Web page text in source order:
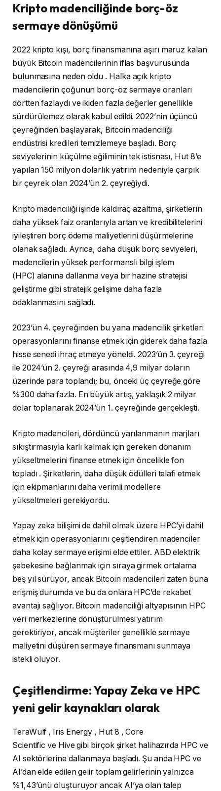
Kripto madenciliğinde borç-öz
sermaye dönüşümü
2022 kripto kışı, borç finansmanına aşırı maruz kalan
büyük Bitcoin madencilerinin iflas başvurusunda
bulunmasına neden oldu . Halka açık kripto
madencilerin çoğunun borç-öz sermaye oranları
dörtten fazlaydı ve ikiden fazla değerler genellikle
sürdürülemez olarak kabul edildi. 2022’nin üçüncü
çeyreğinden başlayarak, Bitcoin madenciliği
endüstrisi kredileri temizlemeye başladı. Borç
seviyelerinin küçülme eğiliminin tek istisnası, Hut 8’e
yapılan 150 milyon dolarlık yatırım nedeniyle çarpık
bir çeyrek olan 2024’ün 2. çeyreğiydi.
Kripto madenciliği işinde kaldıraç azaltma, şirketlerin
daha yüksek faiz oranlarıyla artan ve kredibilitelerini
iyileştiren borç ödeme maliyetlerini düşürmelerine
olanak sağladı. Ayrıca, daha düşük borç seviyeleri,
madencilerin yüksek performanslı bilgi işlem
(HPC) alanına dallanma veya bir hazine stratejisi
geliştirme gibi stratejik gelişime daha fazla
odaklanmasını sağladı.
2023’ün 4. çeyreğinden bu yana madencilik şirketleri
operasyonlarını finanse etmek için giderek daha fazla
hisse senedi ihraç etmeye yöneldi. 2023’ün 3. çeyreği
ile 2024’ün 2. çeyreği arasında 4,9 milyar doların
üzerinde para toplandı; bu, önceki üç çeyreğe göre
%300 daha fazla. En büyük artış, yaklaşık 2 milyar
dolar toplanarak 2024’ün 1. çeyreğinde gerçekleşti.
Kripto madencileri, dördüncü yarılanmanın marjları
sıkıştırmasıyla karlı kalmak için gereken donanım
yükseltmelerini finanse etmek için öncelikle fon
topladı . Şirketlerin, daha düşük ödülleri telafi etmek
için ekipmanlarını daha verimli modellere
yükseltmeleri gerekiyordu.
Yapay zeka bilişimi de dahil olmak üzere HPC’yi dahil
etmek için operasyonlarını çeşitlendiren madenciler
daha kolay sermaye erişimi elde ettiler. ABD elektrik
şebekesine bağlanmak için sıraya girmek ortalama
beş yıl sürüyor, ancak Bitcoin madencileri zaten buna
erişmiş durumda ve bu da onlara HPC’de rekabet
avantajı sağlıyor. Bitcoin madenciliği altyapısının HPC
veri merkezlerine dönüştürülmesi yatırım
gerektiriyor, ancak müşteriler genellikle sermaye
maliyetini düşüren sermaye finansmanı sunmaya
istekli oluyor.
Çeşitlendirme: Yapay Zeka ve HPC
yeni gelir kaynakları olarak
TeraWulf , Iris Energy , Hut 8 , Core
Scientific ve Hive gibi birçok şirket halihazırda HPC ve
AI sektörlerine dallanmaya başladı. Şu anda HPC ve
AI’dan elde edilen gelir toplam gelirlerinin yalnızca
%1,43’ünü oluşturuyor ancak AI’ya olan talep